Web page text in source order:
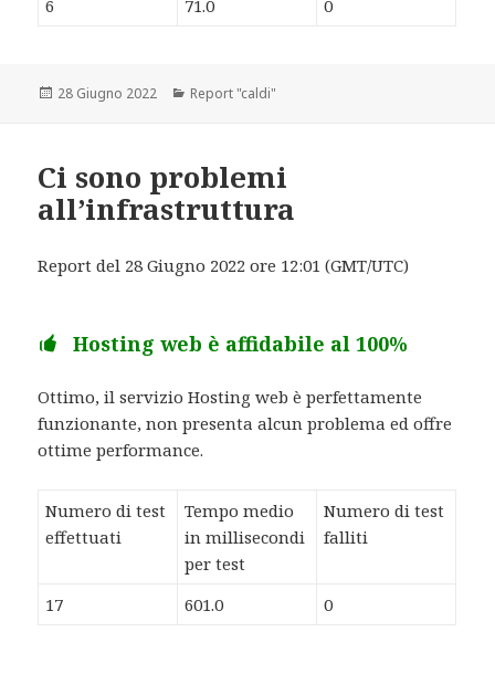
6 71.0 0
Scritto
28 Giugno 2022 Categorie
Report "caldi"
Ci sono problemi
all’infrastruttura
Report del 28 Giugno 2022 ore 12:01 (GMT/UTC)
Hosting web è affidabile al 100%
Ottimo, il servizio Hosting web è perfettamente
funzionante, non presenta alcun problema ed offre
ottime performance.
Numero di test
effettuati
Tempo medio
in millisecondi
per test
Numero di test
falliti
17 601.0 0